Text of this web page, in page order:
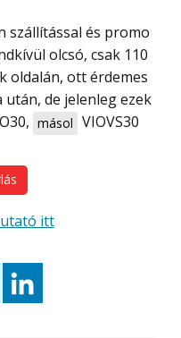
olcsó, csak 110
oldalán, ott érdemes
de jelenleg ezek
, másol VIOVS30
itt